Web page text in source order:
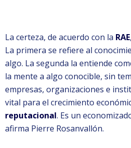
La certeza, de acuerdo con la RAE
La primera se refiere al
algo. La segunda la entiende
la mente a algo conocible, sin
empresas, organizaciones e
vital para el crecimiento
reputacional. Es un
afirma Pierre Rosanvallón.